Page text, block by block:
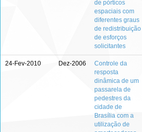
de pórticos
espaciais com
diferentes graus
de redistribuição
de esforços
solicitantes
24-Fev-2010 Dez-2006
Controle da
resposta
dinâmica de um
passarela de
pedestres da
cidade de
Brasília com a
utilização de